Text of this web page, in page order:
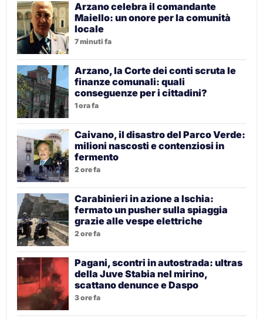
Arzano celebra il comandante
Maiello: un onore per la comunità
locale
7 minuti fa
Arzano, la Corte dei conti scruta le
finanze comunali: quali
conseguenze per i cittadini?
1 ora fa
Caivano, il disastro del Parco Verde:
milioni nascosti e contenziosi in
fermento
2 ore fa
Carabinieri in azione a Ischia:
fermato un pusher sulla spiaggia
grazie alle vespe elettriche
2 ore fa
Pagani, scontri in autostrada: ultras
della Juve Stabia nel mirino,
scattano denunce e Daspo
3 ore fa